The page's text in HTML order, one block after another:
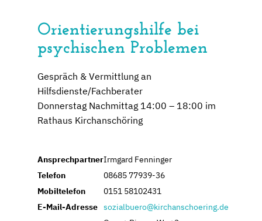
Orientierungshilfe bei
psychischen Problemen
Gespräch & Vermittlung an
Hilfsdienste/Fachberater
Donnerstag Nachmittag 14:00 – 18:00 im
Rathaus Kirchanschöring
AnsprechpartnerIrmgard Fenninger
Telefon
08685 77939-36
Mobiltelefon
0151 58102431
E-Mail-Adresse sozialbuero@kirchanschoering.de